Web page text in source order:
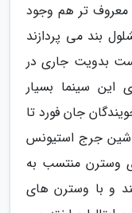
معروف تر هم وجود
بند می پردازند
بدویت جاری در
این سینما بسیار
جان فورد تا
شین جرج استیونس
وسترن منتسب به
و با وسترن های